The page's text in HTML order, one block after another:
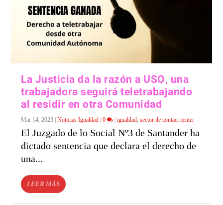
La Justicia da la razón a USO, una
trabajadora seguirá teletrabajando
al residir en otra Comunidad
Mar 14, 2023 |Noticias Igualdad |0 |igualdad,sector de contact center
El Juzgado de lo Social Nº3 de Santander ha
dictado sentencia que declara el derecho de
una...
LEER MÁS